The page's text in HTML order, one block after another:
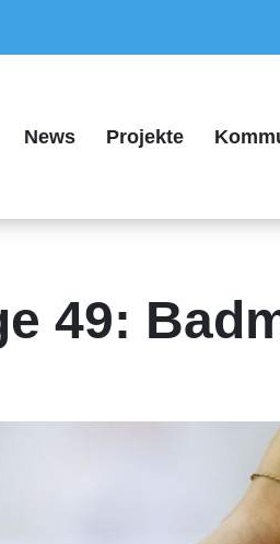
News Projekte
49: